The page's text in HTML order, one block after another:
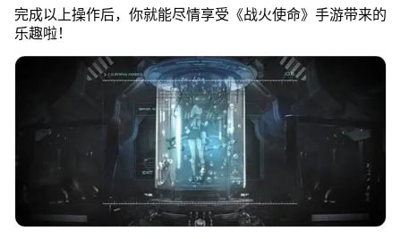
完成以上操作后，你就能尽情享受《战火使命》手游带来的
乐趣啦！